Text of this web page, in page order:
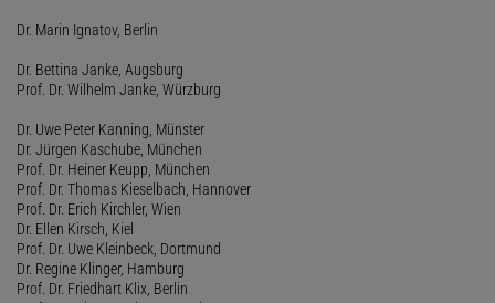
Dr. Marin Ignatov, Berlin
Dr. Bettina Janke, Augsburg
Prof. Dr. Wilhelm Janke, Würzburg
Dr. Uwe Peter Kanning, Münster
Dr. Jürgen Kaschube, München
Prof. Dr. Heiner Keupp, München
Prof. Dr. Thomas Kieselbach, Hannover
Prof. Dr. Erich Kirchler, Wien
Dr. Ellen Kirsch, Kiel
Prof. Dr. Uwe Kleinbeck, Dortmund
Dr. Regine Klinger, Hamburg
Prof. Dr. Friedhart Klix, Berlin